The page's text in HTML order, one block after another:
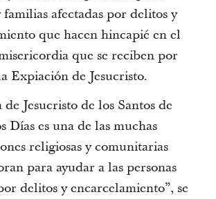
familias afectadas por delitos y
que hacen hincapié en el
que se reciben por
Expiación de Jesucristo.
de Jesucristo de los Santos de
Días es una de las muchas
religiosas y comunitarias
para ayudar a las personas
delitos y encarcelamiento”, se